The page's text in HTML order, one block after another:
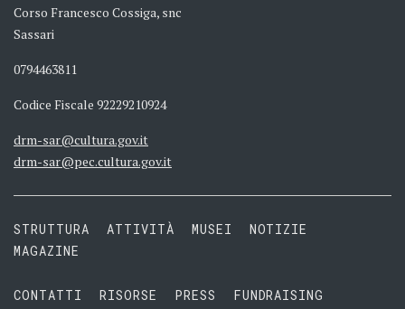
Corso Francesco Cossiga, snc
Sassari
0794463811
Codice Fiscale 92229210924
drm-sar@cultura.gov.it
drm-sar@pec.cultura.gov.it
STRUTTURA ATTIVITÀ MUSEI
NOTIZIE
MAGAZINE
CONTATTI RISORSE PRESS FUNDRAISING